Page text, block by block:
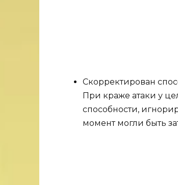
Скорректирован
При краже атаки у
способности,
момент могли быть